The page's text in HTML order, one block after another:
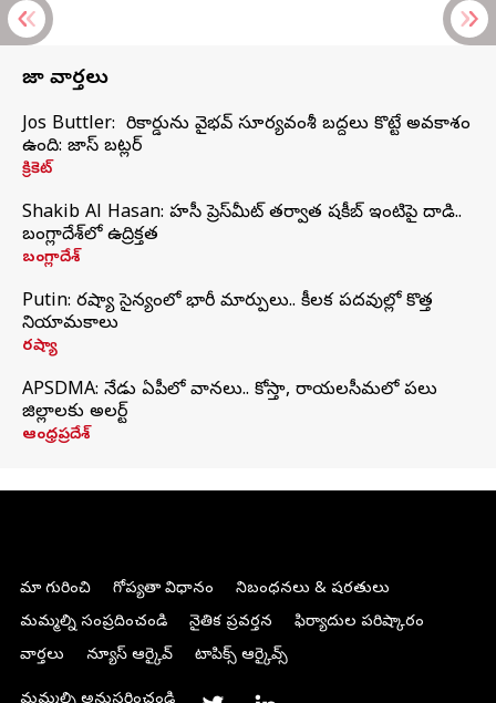
తాజా వార్తలు
Jos Buttler: నా రికార్డును వైభవ్ సూర్యవంశీ బద్దలు కొట్టే అవకాశం
ఉంది: జాస్ బట్లర్
క్రికెట్
Shakib Al Hasan: హసీనా ప్రెస్‌మీట్‌ తర్వాత షకీబ్‌ ఇంటిపై దాడి..
బంగ్లాదేశ్‌లో ఉద్రిక్తత
బంగ్లాదేశ్
Putin: రష్యా సైన్యంలో భారీ మార్పులు.. కీలక పదవుల్లో కొత్త
నియామకాలు
రష్యా
APSDMA: నేడు ఏపీలో వానలు.. కోస్తా, రాయలసీమలో పలు
జిల్లాలకు అలర్ట్
ఆంధ్రప్రదేశ్
మా గురించి గోప్యతా విధానం
నిబంధనలు & షరతులు
మమ్మల్ని సంప్రదించండి
నైతిక ప్రవర్తన
ఫిర్యాదుల పరిష్కారం
వార్తలు
న్యూస్ ఆర్కైవ్ టాపిక్స్ ఆర్కైవ్స్